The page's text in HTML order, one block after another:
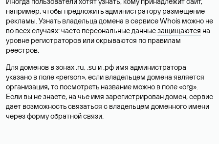
например, чтобы предложить администратору размещение
рекламы. Узнать владельца домена в сервисе Whois можно не
во всех случаях: часто персональные данныезащищаются на
уровне регистраторов или скрываются по правилам
реестров.
Для доменов в зонах .ru, .su и .рф имя администратора
указано в поле «person», если владельцем домена является
организация, то посмотреть название можно в поле «org».
Если вы не знаете, на чье имя зарегистрирован домен, сервис
дает возможность связаться с владельцем доменного имени
через форму обратной связи.